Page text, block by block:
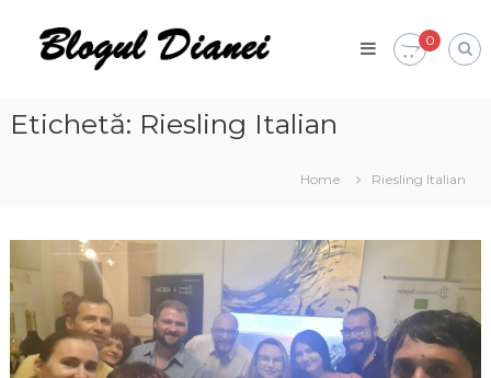
content
Blogul
Dianei
opinie,
călătorii
0
Etichetă: Riesling Italian
Home Riesling Italian